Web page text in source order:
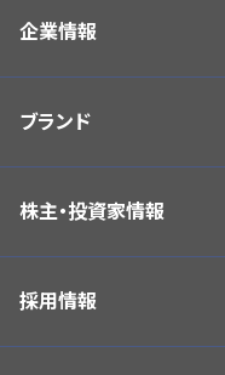
企業情報
ブランド
株主・投資家情報
採用情報